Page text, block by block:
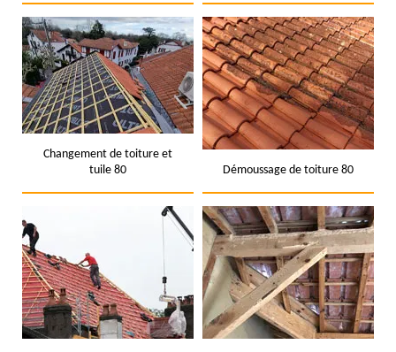
Changement de toiture et
tuile 80
Démoussage de toiture 80